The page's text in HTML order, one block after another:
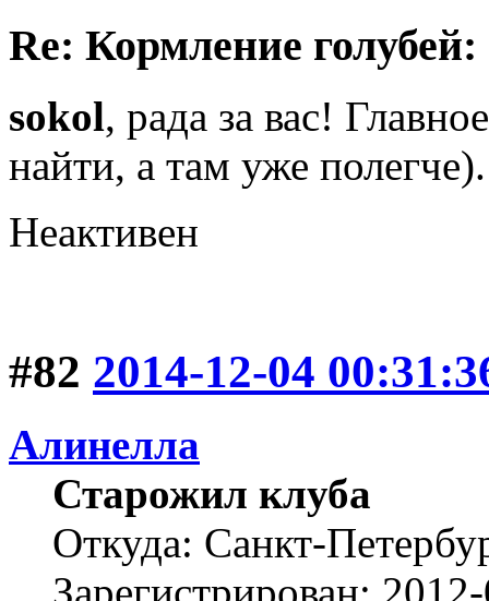
Re: Кормление
sokol, рада за вас!
найти, а там уже полегче).
Неактивен
#82 2014-12-04
Алинелла
Старожил клуба
Откуда: Санкт-
Зарегистрирован: